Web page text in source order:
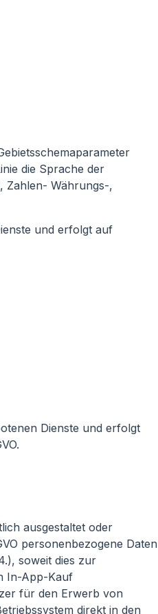
die Sprache der
Zahlen- Währungs-,
und erfolgt auf
Dienste und erfolgt
ausgestaltet oder
personenbezogene Daten
soweit dies zur
In-App-Kauf
für den Erwerb von
direkt in den